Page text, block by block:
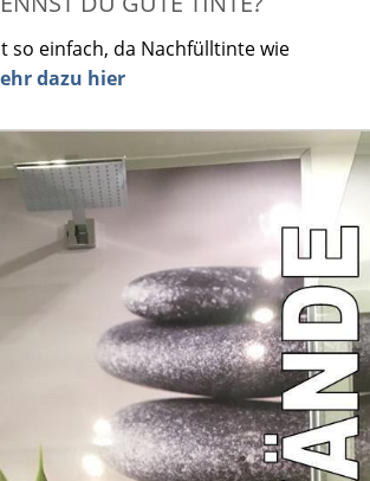
so einfach, da Nachfülltinte wie
dazu hier